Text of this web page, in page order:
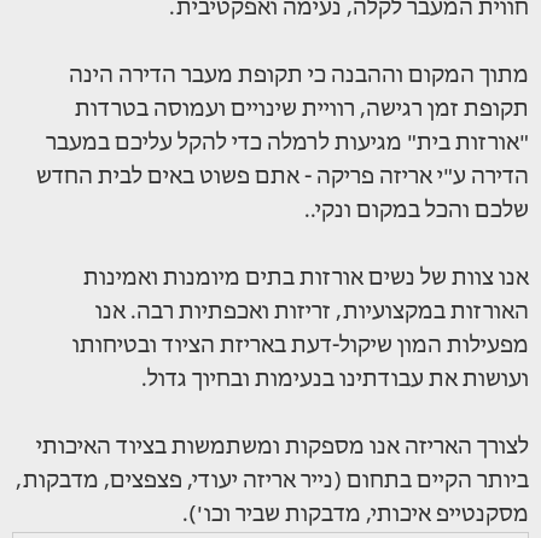
חווית המעבר לקלה, נעימה ואפקטיבית.
מתוך המקום וההבנה כי תקופת מעבר הדירה הינה
תקופת זמן רגישה, רוויית שינויים ועמוסה בטרדות
"אורזות בית" מגיעות לרמלה כדי להקל עליכם במעבר
הדירה ע"י אריזה פריקה - אתם פשוט באים לבית החדש
שלכם והכל במקום ונקי..
אנו צוות של נשים אורזות בתים מיומנות ואמינות
האורזות במקצועיות, זריזות ואכפתיות רבה. אנו
מפעילות המון שיקול-דעת באריזת הציוד ובטיחותו
ועושות את עבודתינו בנעימות ובחיוך גדול.
לצורך האריזה אנו מספקות ומשתמשות בציוד האיכותי
ביותר הקיים בתחום (נייר אריזה יעודי, פצפצים, מדבקות,
מסקנטייפ איכותי, מדבקות שביר וכו').